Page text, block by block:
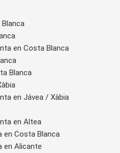
en Costa Blanca
Blanca
en Jávea / Xàbia
en Altea
en Costa Blanca
en Alicante